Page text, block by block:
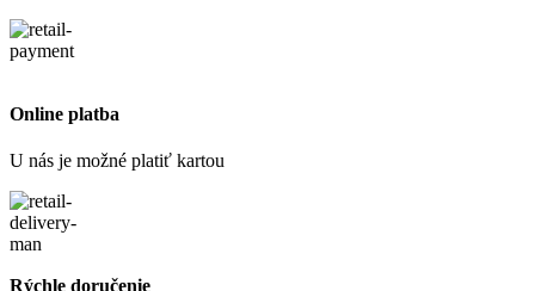
Online platba
U nás je možné platiť kartou
Rýchle doručenie